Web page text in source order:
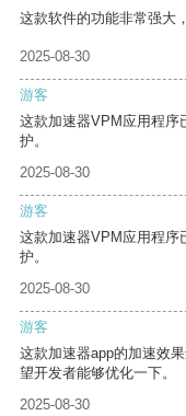
这款软件的功能非常强大
2025-08-30
游客
这款加速器VPM应用程序
护。
2025-08-30
游客
这款加速器VPM应用程序
护。
2025-08-30
游客
这款加速器app的加速效
望开发者能够优化一下。
2025-08-30